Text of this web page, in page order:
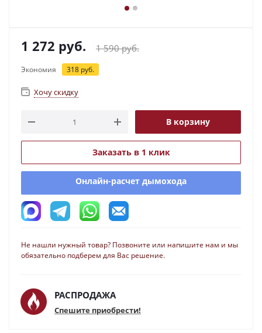
1 272 руб. 1 590руб.
Экономия 318 руб.
Хочу скидку
В корзину
Заказать в 1 клик
Онлайн-расчет дымохода
Не нашли нужный товар? Позвоните или напишите нам и мы
обязательно подберем для Вас решение.
РАСПРОДАЖА
Спешите приобрести!